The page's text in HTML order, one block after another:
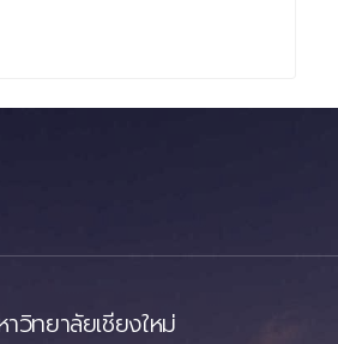
วิทยาลัยเชียงใหม่